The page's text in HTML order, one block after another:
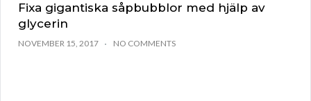
Fixa gigantiska såpbubblor med hjälp av
glycerin
NOVEMBER 15, 2017 NO COMMENTS